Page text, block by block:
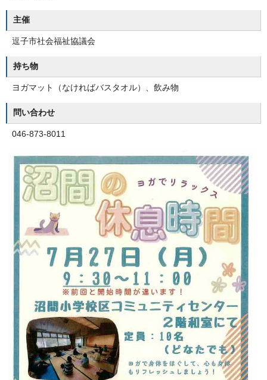
主催
逗子市社会福祉協議会
持ち物
ヨガマット（なければバスタオル）、飲み物
問い合わせ
046-873-8011